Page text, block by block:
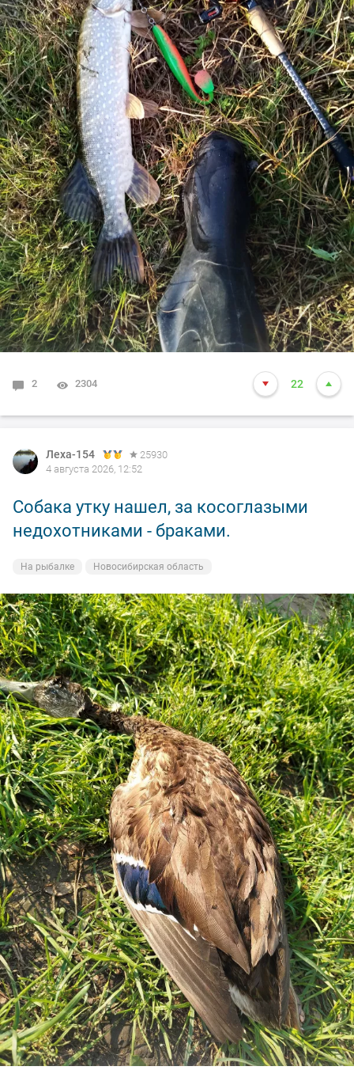
2 2304 22
Леха-154
25930
4 августа 2026, 12:52
Собака утку нашел, за косоглазыми
недохотниками - браками.
На рыбалке Новосибирская область